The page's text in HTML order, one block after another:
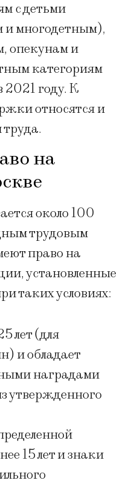
с детьми
и многодетным),
опекунам и
категориям
году. К
относятся и
на
около 100
трудовым
право на
установленные
таких условиях:
лет (для
и обладает
наградами
утвержденного
15 лет и знаки